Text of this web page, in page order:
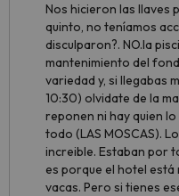
Nos hicieron las llaves
quinto, no teníamos
disculparon?. NO.la
mantenimiento del
variedad y, si llegabas
10:30) olvidate de la
reponen ni hay quien
todo (LAS MOSCAS).
increible. Estaban por
es porque el hotel
vacas. Pero si tienes